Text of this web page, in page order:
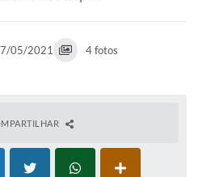
05/2021 4 fotos